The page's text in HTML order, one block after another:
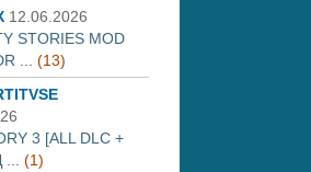
12.06.2026
STORIES MOD
... (13)
3 [ALL DLC +
(1)